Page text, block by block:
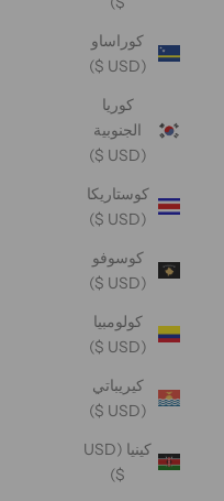
كوراساو
(USD $)
كوريا
الجنوبية
(USD $)
كوستاريكا
(USD $)
كوسوفو
(USD $)
كولومبيا
(USD $)
كيريباتي
(USD $)
كينيا (USD
$)